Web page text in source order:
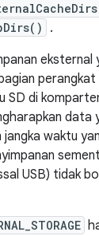
.
eksternal
SD di
data
waktu
USB) tidak